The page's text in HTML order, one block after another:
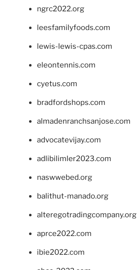
ngrc2022.org
leesfamilyfoods.com
lewis-lewis-cpas.com
eleontennis.com
cyetus.com
bradfordshops.com
almadenranchsanjose.com
advocatevijay.com
adlibilimler2023.com
naswwebed.org
balithut-manado.org
alteregotradingcompany.org
aprce2022.com
ibie2022.com